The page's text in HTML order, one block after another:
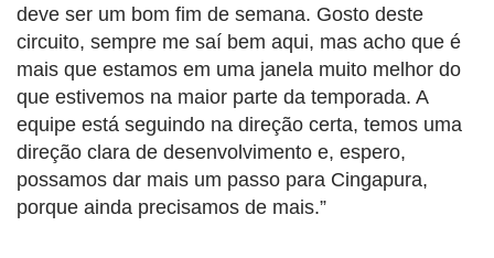
deve ser um bom fim de semana. Gosto deste
circuito, sempre me saí bem aqui, mas acho que é
mais que estamos em uma janela muito melhor do
que estivemos na maior parte da temporada. A
equipe está seguindo na direção certa, temos uma
direção clara de desenvolvimento e, espero,
possamos dar mais um passo para Cingapura,
porque ainda precisamos de mais.”